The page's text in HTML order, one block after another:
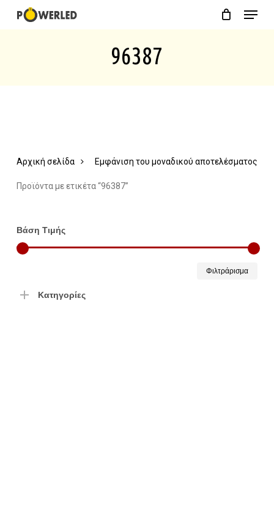
Menu
96387
Εμφάνιση του μοναδικού αποτελέσματος
Αρχική σελίδα
Προϊόντα με ετικέτα “96387”
Βάση Τιμής
Φιλτράρισμα
Κατηγορίες